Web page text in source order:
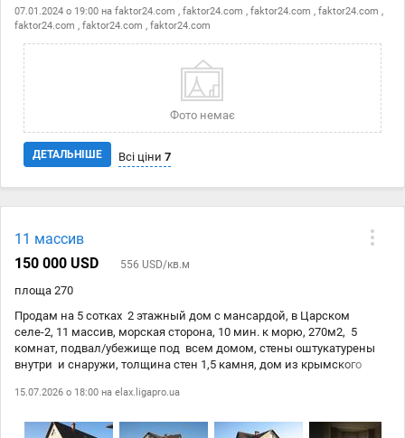
барбекю. Свое паркоместо. Комплекс расположен в активно
развивающемся районе. Рядом торгово-развлекательный центр
Ривьера, магазины, кафе, рестораны.
07.01.2024 о 19:00 на faktor24.com , faktor24.com , faktor24.com , faktor24.com ,
faktor24.com , faktor24.com , faktor24.com
Фото немає
ДЕТАЛЬНІШЕ Всі ціни 7
07.01
2 218 104 ₴
07.01 faktor24.com 2 218 104 ₴
07.01 faktor24.com 2 218 104 ₴
07.01 faktor24.com
07.01 faktor24.com 2 218 104 ₴
11 массив
150 000 USD
556 USD/кв.м
площа 270
Продам на 5 сотках 2 этажный дом с мансардой, в Царском
селе-2, 11 массив, морская сторона, 10 мин. к морю, 270м2, 5
комнат, подвал/убежище под всем домом, стены оштукатурены
внутри и снаружи, толщина стен 1,5 камня, дом из крымского
машины, все коммуникации, под отделочные работы. Дом сдан в
пределах разумного!!!
15.07.2026 о 18:00 на elax.ligapro.ua